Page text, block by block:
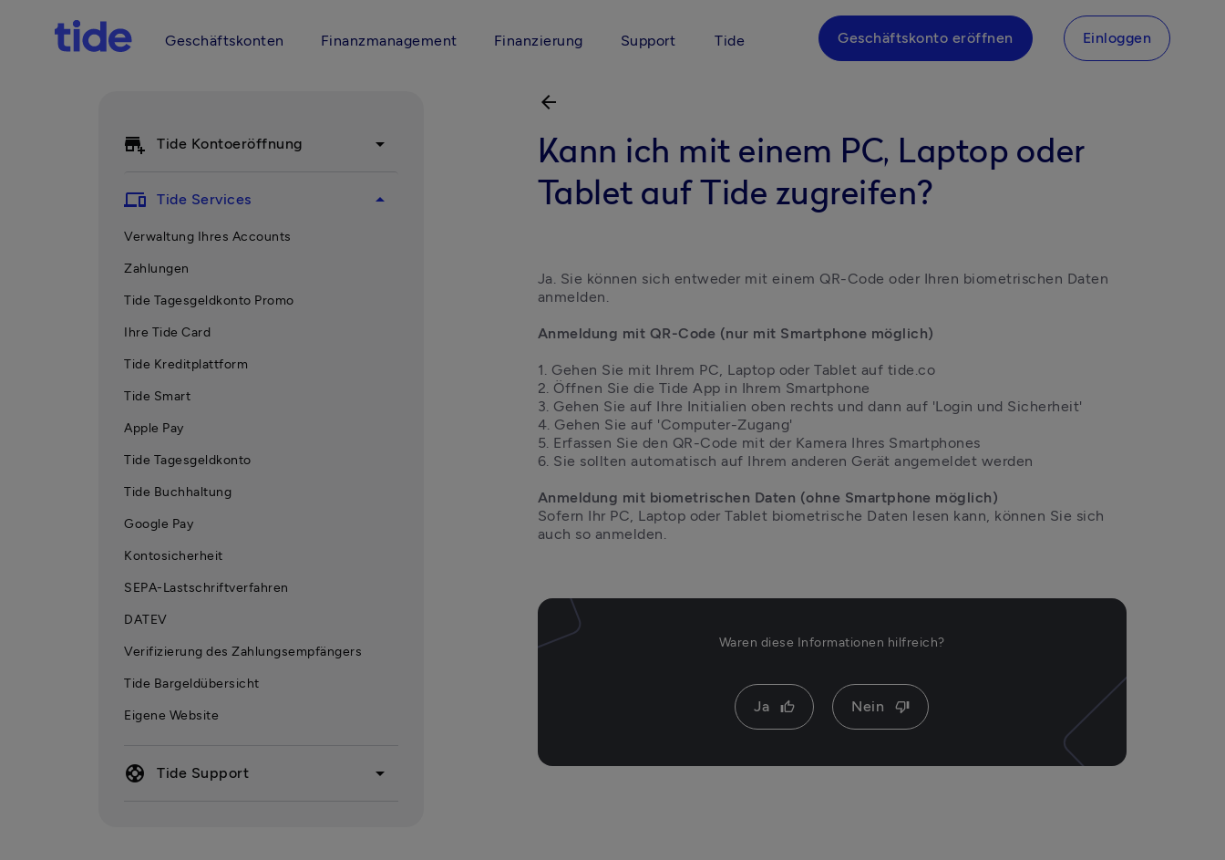
Geschäftskonten Finanzmanagement Finanzierung Support Tide Geschäftskonto eröffnen Einloggen
add_business Tide Kontoeröffnung arrow_drop_down
devices Tide Services arrow_drop_up
Verwaltung Ihres Accounts
Zahlungen
Tide Tagesgeldkonto Promo
Ihre Tide Card
Tide Kreditplattform
Tide Smart
Apple Pay
Tide Tagesgeldkonto
Tide Buchhaltung
Google Pay
Kontosicherheit
SEPA-Lastschriftverfahren
DATEV
Verifizierung des Zahlungsempfängers
Tide Bargeldübersicht
Eigene Website
support Tide Support arrow_drop_down
arrow_back
Kann ich mit einem PC, Laptop oder
Tablet auf Tide zugreifen?
Ja. Sie können sich entweder mit einem QR-Code oder Ihren biometrischen Daten
anmelden.
Anmeldung mit QR-Code (nur mit Smartphone möglich)
1. Gehen Sie mit Ihrem PC, Laptop oder Tablet auf tide.co
2. Öffnen Sie die Tide App in Ihrem Smartphone
3. Gehen Sie auf Ihre Initialien oben rechts und dann auf 'Login und Sicherheit'
4. Gehen Sie auf 'Computer-Zugang'
5. Erfassen Sie den QR-Code mit der Kamera Ihres Smartphones
6. Sie sollten automatisch auf Ihrem anderen Gerät angemeldet werden
Sofern Ihr PC, Laptop oder Tablet biometrische Daten lesen kann, können Sie sich
auch so anmelden.
Waren diese Informationen hilfreich?
Ja thumb_up Nein thumb_down